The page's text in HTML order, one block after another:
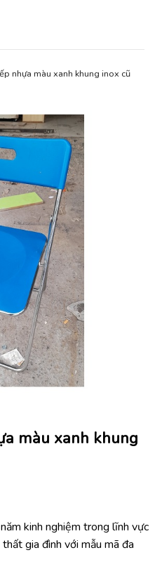
nhựa màu xanh khung inox cũ
màu xanh khung
hiệnkinh nghiệm trong lĩnh vực
gia đình với mẫu mã đa